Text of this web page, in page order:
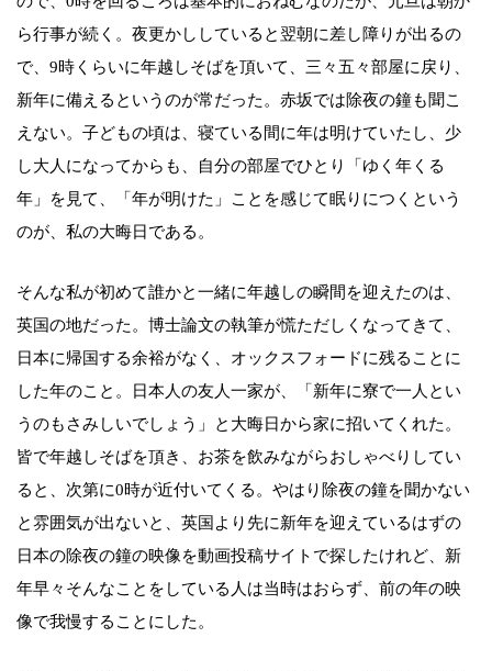
ら行事が続く。夜更かししていると翌朝に差し障りが出るの
で、9時くらいに年越しそばを頂いて、三々五々部屋に戻り、
新年に備えるというのが常だった。赤坂では除夜の鐘も聞こ
えない。子どもの頃は、寝ている間に年は明けていたし、少
し大人になってからも、自分の部屋でひとり「ゆく年くる
年」を見て、「年が明けた」ことを感じて眠りにつくという
のが、私の大晦日である。
そんな私が初めて誰かと一緒に年越しの瞬間を迎えたのは、
英国の地だった。博士論文の執筆が慌ただしくなってきて、
日本に帰国する余裕がなく、オックスフォードに残ることに
した年のこと。日本人の友人一家が、「新年に寮で一人とい
うのもさみしいでしょう」と大晦日から家に招いてくれた。
皆で年越しそばを頂き、お茶を飲みながらおしゃべりしてい
ると、次第に0時が近付いてくる。やはり除夜の鐘を聞かない
と雰囲気が出ないと、英国より先に新年を迎えているはずの
日本の除夜の鐘の映像を動画投稿サイトで探したけれど、新
年早々そんなことをしている人は当時はおらず、前の年の映
像で我慢することにした。